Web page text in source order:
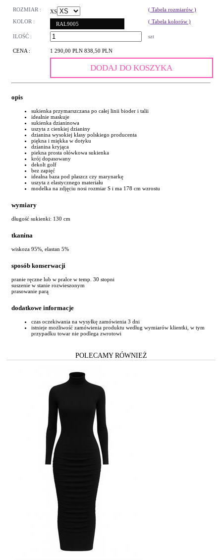
ROZMIAR : XS
( Tabela rozmiarów )
KOLOR :
RAL9005 ( Tabela kolorów )
ILOŚĆ : szt
CENA : 1 290,00 PLN 838,50 PLN
DODAJ DO KOSZYKA
opis
sukienka przymarszczana po całej linii bioder i talii
idealnie maskuje
sukienka dzianinowa
uszyta z cienkiej dzianiny
dzianina wysokiej klasy polskiego producenta
piękna i miękka w dotyku
dzianina kryjąca
piekna prosta ołówkowa sukienka
krój dopasowany
dekolt golf
bez zapięć
idealna baza pod płaszcz czy marynarkę
uszyta z elastycznego materiału
modelka na zdjęciu nosi rozmiar S i ma 178 cm wzrostu
wymiary
długość sukienki: 130 cm
tkanina
wiskoza 95%, elastan 5%
sposób konserwacji
pranie ręczne lub w pralce w temp. 30 stopni
suszenie w stanie rozwieszonym
prasowanie parą
dodatkowe informacje
czas oczekiwania na wysyłkę zamówienia 3 dni
istnieje możliwość zamówienia produktu według wymiarów klientki, w tym
przypadku towar nie podlega zwrotowi
POLECAMY RÓWNIEŻ